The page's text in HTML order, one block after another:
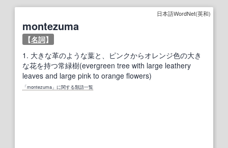
日本語WordNet(英和)
montezuma
【名詞】
1. 大きな革のような葉と、ピンクからオレンジ色の大き
な花を持つ常緑樹(evergreen tree with large leathery
leaves and large pink to orange flowers)
「montezuma」に関する類語一覧